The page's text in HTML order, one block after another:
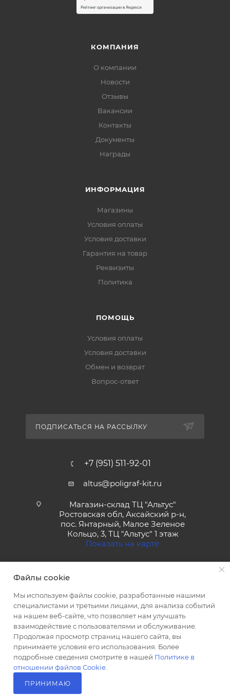
КОМПАНИЯ
О компании
Новости
Отзывы
Вакансии
Контакты
Документы
Награды
ИНФОРМАЦИЯ
Магазины
Условия оплаты
Условия доставки
Гарантия на товар
Реквизиты
Политика
ПОМОЩЬ
Условия оплаты
Условия доставки
Обмен и возврат
Вопрос-ответ
ПОДПИСАТЬСЯ НА РАССЫЛКУ
+7 (951) 511-92-01
altus@poligraf-kit.ru
Магазин-склад ТЦ "Альтус"
Ростовская обл, Аксайский р-н,
пос. Янтарный, Малое Зеленое
Кольцо, 3, ТЦ "Альтус" 1 этаж
Показать на карте
2026 © Полиграф кит - интернет-магазин
Файлы cookie
Мы используем файлы cookie, разработанные нашими
специалистами и третьими лицами, для анализа событий
на нашем веб-сайте, что позволяет нам улучшать
взаимодействие с пользователями и обслуживание.
Продолжая просмотр страниц нашего сайта, вы
принимаете условия его использования. Более
подробные сведения смотрите в нашей Политике в
отношении файлов Cookie
ПРИНИМАЮ